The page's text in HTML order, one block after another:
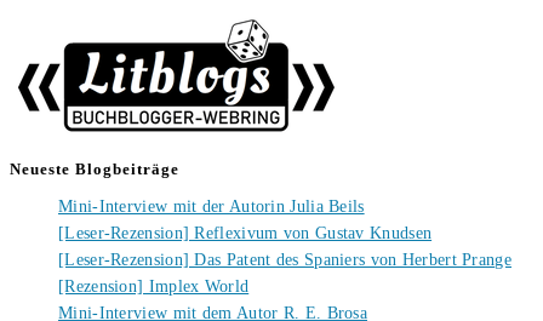
Neueste Blogbeiträge
Mini-Interview mit der Autorin Julia Beils
[Leser-Rezension] Reflexivum von Gustav Knudsen
[Leser-Rezension] Das Patent des Spaniers von Herbert Prange
[Rezension] Implex World
Mini-Interview mit dem Autor R. E. Brosa